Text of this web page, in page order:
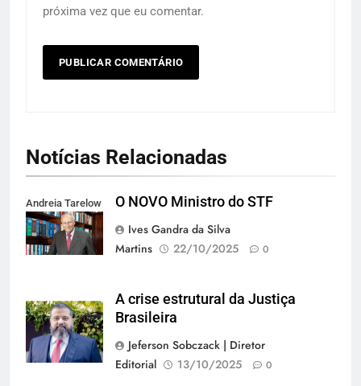
próxima vez que eu comentar.
Notícias Relacionadas
Andreia Tarelow
O NOVO Ministro do STF
Ives Gandra da Silva
Martins
22/10/2025 0
A crise estrutural da Justiça
Brasileira
Jeferson Sobczack | Diretor
Editorial
13/10/2025 0